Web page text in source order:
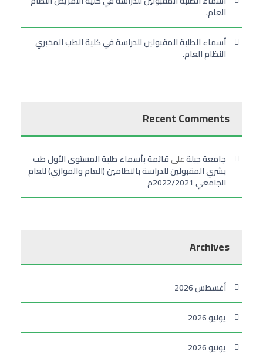
العام.
أسماء الطلبة المقبولين للدراسة في كلية الطب المخبري
النظام العام.
Recent Comments
جامعة جبلةعلىقائمة بأسماء طلبة المستوى الأول طب
بشري المقبولين للدراسة بالنظامين (العام والموازي) للعام
الجامعي 2022/2021م
Archives
أغسطس 2026
يوليو 2026
يونيو 2026